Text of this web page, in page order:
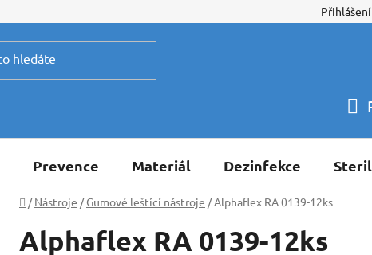
Přihlášení
Prevence Materiál Dezinfekce
Domů
/ Nástroje / Gumové leštící nástroje /Alphaflex RA 0139-12ks
Alphaflex RA 0139-12ks